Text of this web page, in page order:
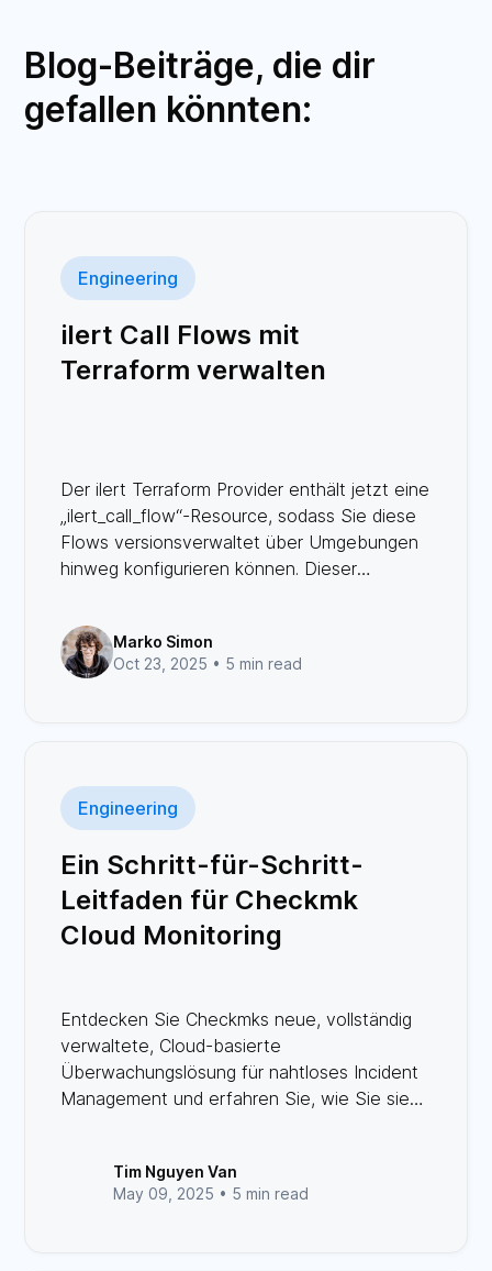
Blog-Beiträge, die dir
gefallen könnten:
Engineering
ilert Call Flows mit
Terraform verwalten
Der ilert Terraform Provider enthält jetzt eine
„ilert_call_flow“-Resource, sodass Sie diese
Flows versionsverwaltet über Umgebungen
hinweg konfigurieren können. Dieser
wie Call Flows in Terraform verwaltet
werden, und erläutert Vorteile und zentrale
Anwendungsfälle.
Marko Simon
Oct 23, 2025 • 5 min read
Engineering
Ein Schritt-für-Schritt-
Leitfaden für Checkmk
Cloud Monitoring
Entdecken Sie Checkmks neue, vollständig
verwaltete, Cloud-basierte
Überwachungslösung für nahtloses Incident
Management und erfahren Sie, wie Sie sie
Tim Nguyen Van
May 09, 2025 • 5 min read